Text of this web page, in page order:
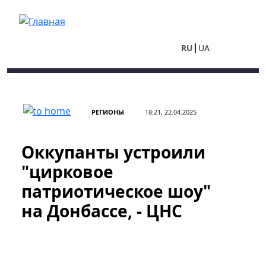
RU UA
РЕГИОНЫ 18:21, 22.04.2025
Оккупанты устроили
"цирковое
патриотическое шоу"
на Донбассе, - ЦНС